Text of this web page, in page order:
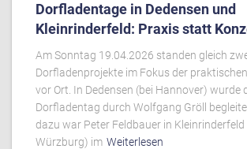
Dorfladentage in Dedensen und
Kleinrinderfeld: Praxis statt
Am Sonntag 19.04.2026 standen gleich
Dorfladenprojekte im Fokus der
vor Ort. In Dedensen (bei Hannover) wurde
Dorfladentag durch Wolfgang Gröll
dazu war Peter Feldbauer in Kleinrinderfeld
Würzburg) im Weiterlesen